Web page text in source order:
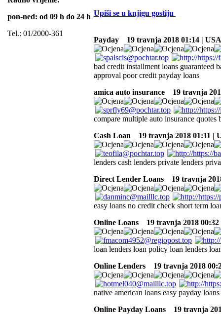
pon-ned: od 09 h do 24 h
Tel.: 01/2000-361
Upiši se u knjigu gostiju
Payday 19 travnja 2018 01:14 | USA
bad credit installment loans guaranteed
approval poor credit payday loans
amica auto insurance
19 travnja
compare multiple auto insurance quotes
Cash Loan
19 travnja 2018 01:11 |
lenders cash lenders private lenders
Direct Lender Loans
19 travnja
easy loans no credit check short term
Online Loans
19 travnja 2018 00:32
loan lenders loan policy loan lenders
Online Lenders
19 travnja 2018
native american loans easy payday
Online Payday Loans
19 travnja